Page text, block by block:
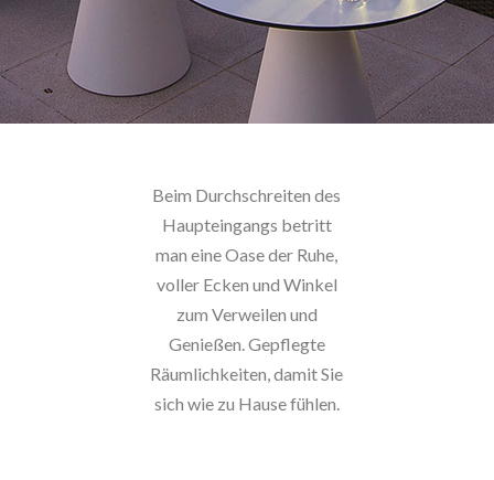
Beim Durchschreiten des
Haupteingangs betritt
man eine Oase der Ruhe,
voller Ecken und Winkel
zum Verweilen und
Genießen. Gepflegte
Räumlichkeiten, damit Sie
sich wie zu Hause fühlen.